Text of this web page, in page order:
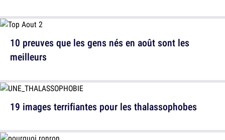
10 preuves que les gens nés en août sont les
meilleurs
19 images terrifiantes pour les thalassophobes